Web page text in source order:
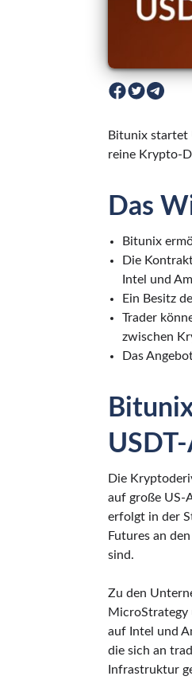
Bitunix startet
reine Krypto-
Das
Bitunix
Die
Intel und
Ein Besitz
Trader
zwischen
Das
Die
auf große US-
erfolgt in der
Futures an
sind.
Zu den
MicroStrategy
auf Intel und
die sich an
Infrastruktur